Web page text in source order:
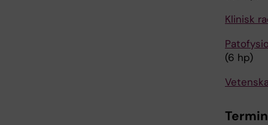
Klinisk
(6 hp)